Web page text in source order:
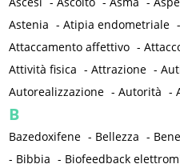
Astenia -Atipia endometriale
Attaccamento affettivo -
Attività fisica -Attrazione -
Autorealizzazione -Autorità -
B
Bazedoxifene - Bellezza - Bene
- Bibbia - Biofeedback